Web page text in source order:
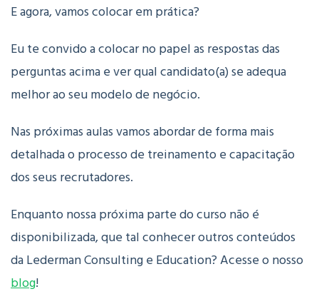
E agora, vamos colocar em prática?
Eu te convido a colocar no papel as respostas das
perguntas acima e ver qual candidato(a) se adequa
melhor ao seu modelo de negócio.
Nas próximas aulas vamos abordar de forma mais
detalhada o processo de treinamento e capacitação
dos seus recrutadores.
Enquanto nossa próxima parte do curso não é
disponibilizada, que tal conhecer outros conteúdos
da Lederman Consulting e Education? Acesse o nosso
blog!